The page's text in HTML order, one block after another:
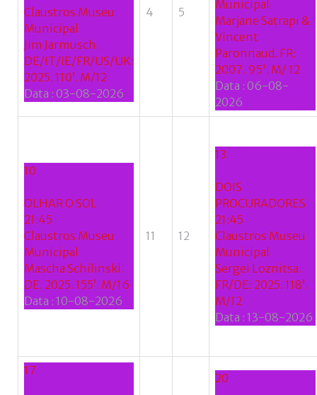
Claustros Museu
Municipal
Jim Jarmusch.
DE/IT/IE/FR/US/UK:
2025. 110’. M/12
Data : 03-08-2026
4 5
Municipal
Marjane Satrapi &
Vincent
Paronnaud. FR:
2007. 95'. M/ 12
Data : 06-08-
2026
10
OLHAR O SOL
21:45
Claustros Museu
Municipal
Mascha Schilinski.
DE: 2025. 155’. M/16
Data : 10-08-2026
11 12
13
DOIS
PROCURADORES
21:45
Claustros Museu
Municipal
Sergei Loznitsa.
FR/DE: 2025. 118’.
M/12
Data : 13-08-2026
17
20